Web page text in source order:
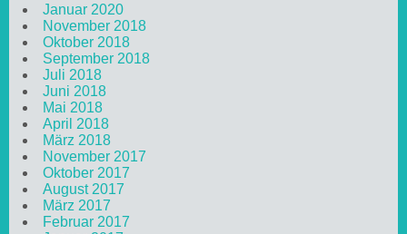
Januar 2020
November 2018
Oktober 2018
September 2018
Juli 2018
Juni 2018
Mai 2018
April 2018
März 2018
November 2017
Oktober 2017
August 2017
März 2017
Februar 2017